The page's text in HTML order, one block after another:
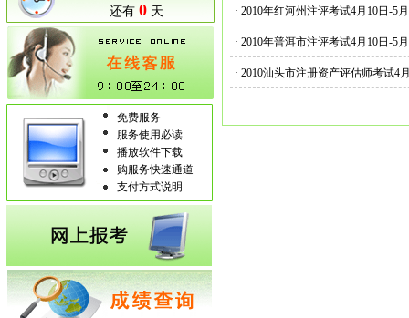
还有 0 天
免费服务
服务使用必读
播放软件下载
购服务快速通道
支付方式说明
· 2010年红河州注评考试4月10日-5
· 2010年普洱市注评考试4月10日-5
· 2010汕头市注册资产评估师考试4